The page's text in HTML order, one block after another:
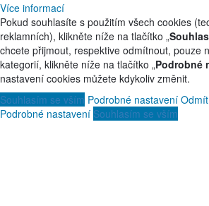
Více informací
Pokud souhlasíte s použitím všech cookies
reklamních), klikněte níže na tlačítko „
chcete přijmout, respektive odmítnout, pouze
kategorií, klikněte níže na tlačítko „Podrobné
nastavení cookies můžete kdykoliv změnit.
Souhlasím se vším Podrobné nastavení
Podrobné nastavení Souhlasím se vším